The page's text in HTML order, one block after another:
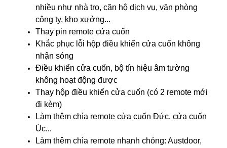
nhiều như nhà trọ, căn hộ dịch vụ, văn phòng
công ty, kho xưởng...
Thay pin remote cửa cuốn
Khắc phục lỗi hộp điều khiển cửa cuốn không
nhận sóng
Điều khiển cửa cuốn, bộ tín hiệu âm tường
không hoạt động được
Thay hộp điều khiển cửa cuốn (có 2 remote mới
đi kèm)
Làm thêm chìa remote cửa cuốn Đức, cửa cuốn
Úc...
Làm thêm chìa remote nhanh chóng: Austdoor,